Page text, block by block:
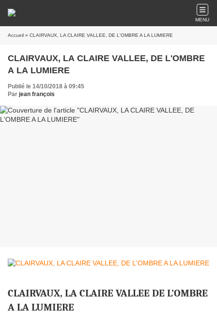
MENU
Accueil » CLAIRVAUX, LA CLAIRE VALLEE, DE L'OMBRE A LA LUMIERE
CLAIRVAUX, LA CLAIRE VALLEE, DE L'OMBRE
A LA LUMIERE
Publié le 14/10/2018 à 09:45
Par jean françois
CLAIRVAUX, LA CLAIRE VALLEE DE L’OMBRE
A LA LUMIERE